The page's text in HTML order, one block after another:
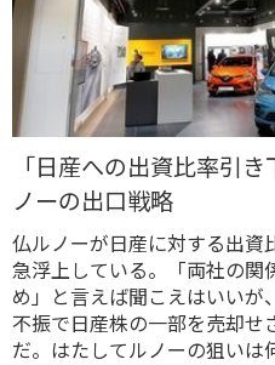
「日産への出資比率引
ノーの出口戦略
仏ルノーが日産に対する出資
急浮上している。「両社の関
め」と言えば聞こえはいいが
不振で日産株の一部を売却せ
だ。はたしてルノーの狙いは